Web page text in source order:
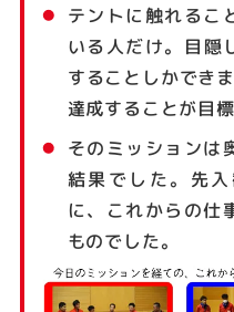
テントに触れるこ
いる人だけ。目隠
することしかでき
達成することが目
そのミッションは
結果でした。先
に、これからの仕
ものでした。